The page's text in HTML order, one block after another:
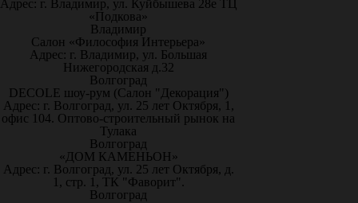
Адрес: г. Владимир, ул. Куйбышева 28е ТЦ
«Подкова»
Владимир
Салон «Философия Интерьера»
Адрес: г. Владимир, ул. Большая
Нижегородская д.32
Волгоград
DECOLE шоу-рум (Салон "Декорация")
Адрес: г. Волгоград, ул. 25 лет Октября, 1,
офис 104. Оптово-строительный рынок на
Тулака
Волгоград
«ДОМ КАМЕНЬОН»
Адрес: г. Волгоград, ул. 25 лет Октября, д.
1, стр. 1, ТК "Фаворит".
Волгоград